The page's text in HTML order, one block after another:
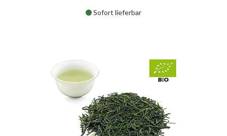
Sofort lieferbar